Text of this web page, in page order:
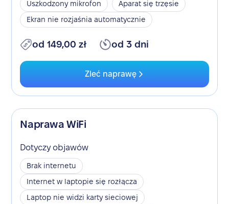
Uszkodzony mikrofon
Aparat się trzęsie
Ekran nie rozjaśnia automatycznie
od 149,00 zł od 3 dni
Zleć naprawę
Naprawa WiFi
Dotyczy objawów
Brak internetu
Internet w laptopie się rozłącza
Laptop nie widzi karty sieciowej